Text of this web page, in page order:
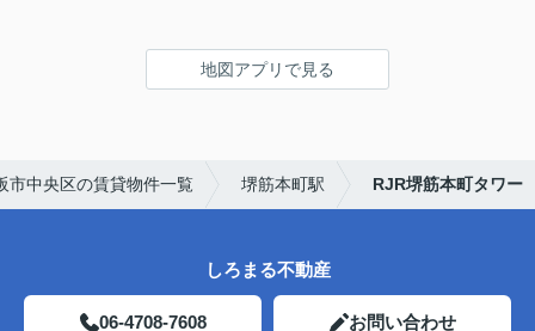
地図アプリで見る
市中央区の賃貸物件一覧 堺筋本町駅 RJR堺筋本町タワー
しろまる不動産
06-4708-7608 お問い合わせ